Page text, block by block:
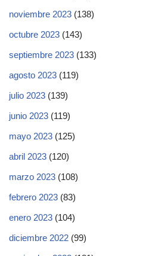
noviembre 2023 (138)
octubre 2023 (143)
septiembre 2023 (133)
agosto 2023 (119)
julio 2023 (139)
junio 2023 (119)
mayo 2023 (125)
abril 2023 (120)
marzo 2023 (108)
febrero 2023 (83)
enero 2023 (104)
diciembre 2022 (99)